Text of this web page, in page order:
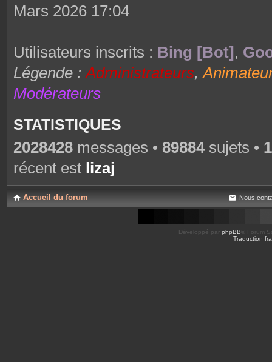
Mars 2026 17:04
Utilisateurs inscrits : Bing [Bot],
Légende :Administrateurs,
Modérateurs
STATISTIQUES
2028428 messages • 89884sujets •
récent est lizaj
Accueil du forum Nous
Développé par phpBB ® Forum
Traduction